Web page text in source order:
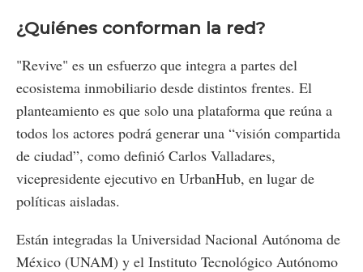
¿Quiénes conforman la red?
"Revive" es un esfuerzo que integra a partes del
ecosistema inmobiliario desde distintos frentes. El
planteamiento es que solo una plataforma que reúna a
todos los actores podrá generar una “visión compartida
de ciudad”, como definió Carlos Valladares,
vicepresidente ejecutivo en UrbanHub, en lugar de
políticas aisladas.
Están integradas la Universidad Nacional Autónoma de
México (UNAM) y el Instituto Tecnológico Autónomo